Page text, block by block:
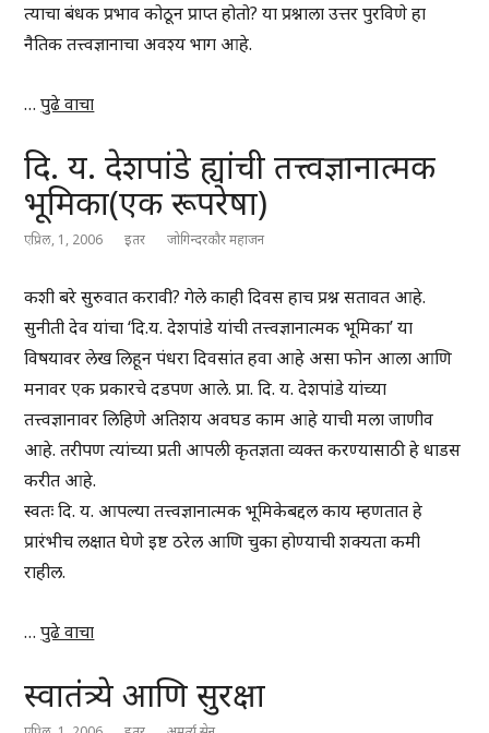
त्याचा बंधक प्रभाव कोठून प्राप्त होतो? या प्रश्नाला उत्तर पुरविणे हा
नैतिक तत्त्वज्ञानाचा अवश्य भाग आहे.
…पुढे वाचा
दि. य. देशपांडे ह्यांची तत्त्वज्ञानात्मक
भूमिका(एक रूपरेषा)
एप्रिल, 1, 2006 इतर जोगिन्दरकौर महाजन
कशी बरे सुरुवात करावी? गेले काही दिवस हाच प्रश्न सतावत आहे.
सुनीती देव यांचा ‘दि.य. देशपांडे यांची तत्त्वज्ञानात्मक भूमिका’ या
विषयावर लेख लिहून पंधरा दिवसांत हवा आहे असा फोन आला आणि
मनावर एक प्रकारचे दडपण आले. प्रा. दि. य. देशपांडे यांच्या
तत्त्वज्ञानावर लिहिणे अतिशय अवघड काम आहे याची मला जाणीव
आहे. तरीपण त्यांच्या प्रती आपली कृतज्ञता व्यक्त करण्यासाठी हे धाडस
करीत आहे.
स्वतः दि. य. आपल्या तत्त्वज्ञानात्मक भूमिकेबद्दल काय म्हणतात हे
प्रारंभीच लक्षात घेणे इष्ट ठरेल आणि चुका होण्याची शक्यता कमी
राहील.
…पुढे वाचा
स्वातंत्र्ये आणि सुरक्षा